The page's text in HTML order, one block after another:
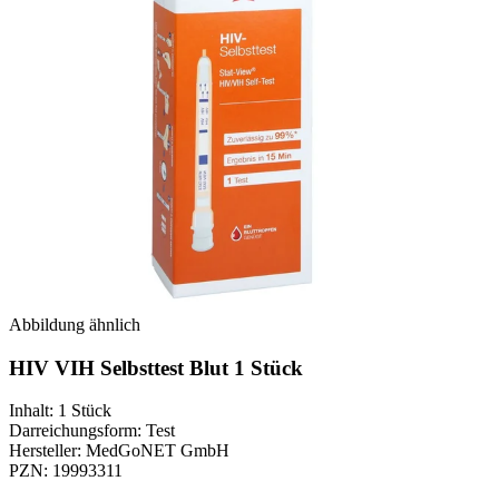
Abbildung ähnlich
HIV VIH Selbsttest Blut 1 Stück
Inhalt: 1 Stück
Darreichungsform: Test
Hersteller: MedGoNET GmbH
PZN: 19993311